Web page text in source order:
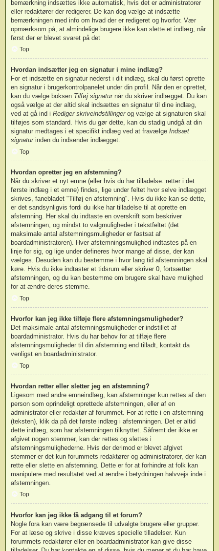
bemærkning indsættes ikke automatisk, hvis det er administratorer
eller redaktører der redigerer. De kan dog vælge at indsætte
bemærkningen med info om hvad der er redigeret og hvorfor. Vær
opmærksom på, at almindelige brugere ikke kan slette et indlæg, når
først der er blevet svaret på det
Top
Hvordan indsætter jeg en signatur i mine indlæg?
For et indsætte en signatur nederst i dit indlæg, skal du først oprette
en signatur i brugerkontrolpanelet under din profil. Når den er oprettet,
kan du vælge boksen Tilføj signaturnår du skriver indlægget. Du kan
også vælge at der altid skal indsættes en signatur til dine indlæg,
ved at gå ind i Rediger skriveindstillingerog vælge at signaturen skal
tilføjes som standard. Hvis du gør dette, kan du stadig undgå at din
signatur medtages i et specifikt indlæg ved at fravælge Indsæt
signaturinden du indsender indlægget.
Top
Hvordan opretter jeg en afstemning?
Når du skriver et nyt emne (eller hvis du har tilladelse: retter i det
første indlæg i et emne) findes, lige under feltet hvor selve indlægget
skrives, fanebladet "Tilføj en afstemning". Hvis du ikke kan se dette,
er det sandsynligvis fordi du ikke har tilladelse til at oprette en
afstemning. Her skal du indtaste en overskrift som beskriver
afstemningen, og mindst to valgmuligheder i tekstfeltet (det
maksimale antal afstemningsmuligheder er fastsat af
boardadministratoren). Hver afstemningsmulighed indtastes på en
linje for sig, og lige under defineres hvor mange af disse, der kan
vælges. Desuden kan du bestemme i hvor lang tid afstemningen skal
køre. Hvis du ikke indtaster et tidsrum eller skriver 0, fortsætter
afstemningen, og du kan bestemme om brugere skal have mulighed
for at ændre deres stemme.
Top
Hvorfor kan jeg ikke tilføje flere afstemningsmuligheder?
Det maksimale antal afstemningsmuligheder er indstillet af
boardadministrator. Hvis du har behov for at tilføje flere
afstemningsmuligheder til din afstemning end tilladt, kontakt da
venligst en boardadministrator.
Top
Hvordan retter eller sletter jeg en afstemning?
Ligesom med andre emneindlæg, kan afstemninger kun rettes af den
person som oprindeligt oprettede afstemningen, eller af en
administrator eller redaktør af forummet. For at rette i en afstemning
(teksten), klik da på det første indlæg i afstemningen. Det er altid
dette indlæg, som har afstemningen tilknyttet. Såfremt der ikke er
afgivet nogen stemmer, kan der rettes og slettes i
afstemningsmulighederne. Hvis der derimod er blevet afgivet
stemmer er det kun forummets redaktører og administratorer, der kan
rette eller slette en afstemning. Dette er for at forhindre at folk kan
manipulere med resultatet ved at ændre i betydningen halvvejs inde i
afstemningen.
Top
Hvorfor kan jeg ikke få adgang til et forum?
Nogle fora kan være begrænsede til udvalgte brugere eller grupper.
For at læse og skrive i disse kræves specielle tilladelser. Kun
forummets redaktører eller en boardadministrator kan give disse